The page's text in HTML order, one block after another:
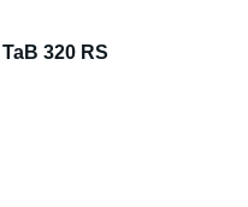
320 RS